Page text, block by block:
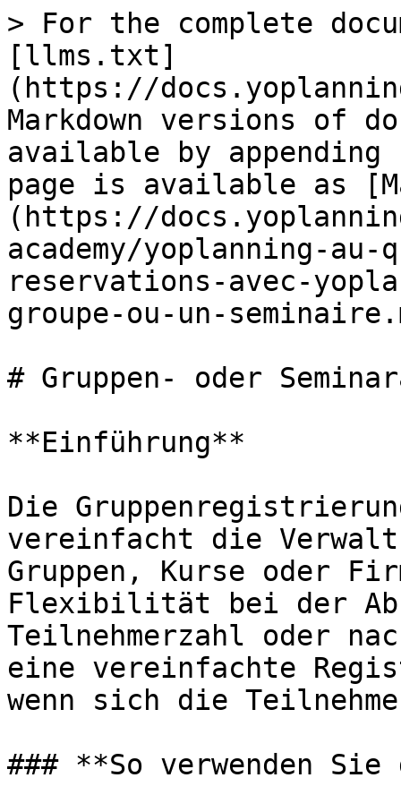
> For the complete
[llms.txt]
(https://
Markdown versions of
available by
page is available as
(https://
academy/yoplanning-
reservations-avec-
groupe-ou-un-
# Gruppen- oder
**Einführung**
Die
vereinfacht die
Gruppen, Kurse oder
Flexibilität bei der
Teilnehmerzahl oder
eine vereinfachte
wenn sich die
### **So verwenden